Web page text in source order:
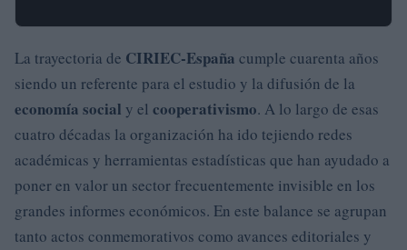
La trayectoria de CIRIEC-España cumple cuarenta años
siendo un referente para el estudio y la difusión de la
economía social y el cooperativismo. A lo largo de esas
cuatro décadas la organización ha ido tejiendo redes
académicas y herramientas estadísticas que han ayudado a
poner en valor un sector frecuentemente invisible en los
grandes informes económicos. En este balance se agrupan
tanto actos conmemorativos como avances editoriales y